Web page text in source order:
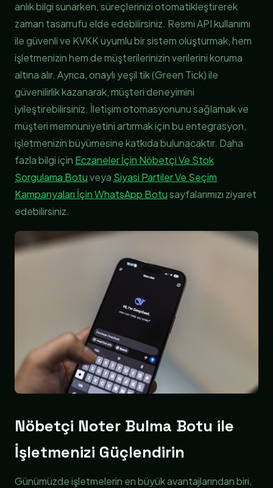
anlık bilgi sunarken, süreçlerinizi otomatikleştirerek
zaman tasarrufu elde edebilirsiniz. Resmi API kullanımı
ile güvenli ve KVKK uyumlu bir sistem oluşturmak, hem
işletmenizin hem de müşterilerinizin verilerini koruma
altına alır. Ayrıca, onaylı yeşil tik (Green Tick) ile
güvenilirlik kazanarak, müşteri deneyimini
iyileştirebilirsiniz. İletişim otomasyonunu sağlamak ve
müşteri memnuniyetini artırmak için bu entegrasyon,
işletmenizin büyümesine katkıda bulunacaktır. Daha
fazla bilgi için Eczaneler İçin Nöbetçi Ve Stok
Sorgulama Botuveya Siyasi Partiler Ve Seçim
Kampanyaları İçin WhatsApp Botusayfalarımızı ziyaret
edebilirsiniz.
Nöbetçi Noter Bulma Botu ile
İşletmenizi Güçlendirin
Günümüzde işletmelerin en büyük avantajlarından biri,